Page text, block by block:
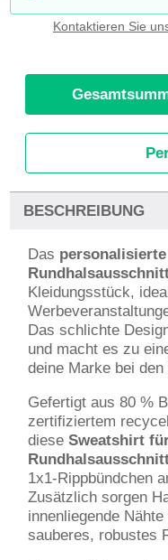
Kontaktieren Sie
BESCHREIBUNG
Das
Kleidungsstück,
Das schlichte
und macht es zu
deine Marke bei
Gefertigt aus 80 %
zertifiziertem
dieseSweatshirt
1x1-Rippbündchen
Zusätzlich sorgen
innenliegende
sauberes, robustes